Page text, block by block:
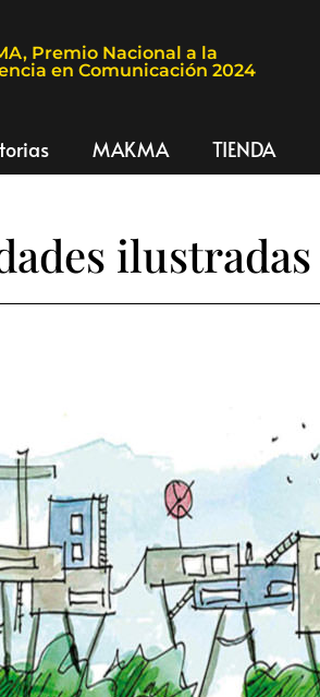
Premio Nacional a la
en Comunicación 2024
MAKMA TIENDA
ilustradas